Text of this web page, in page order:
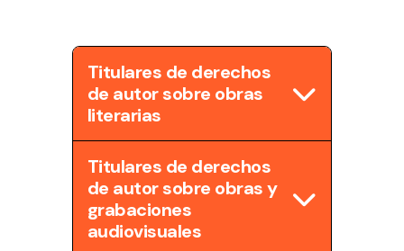
Titulares de derechos
de autor sobre obras
literarias
Titulares de derechos
de autor sobre obras y
grabaciones
audiovisuales